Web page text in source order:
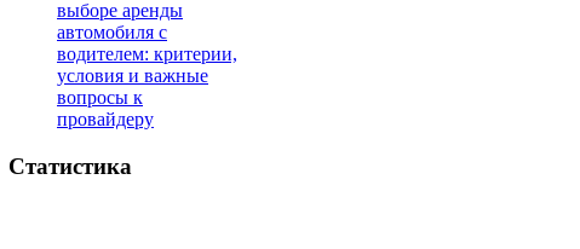
выборе аренды
автомобиля с
водителем: критерии,
условия и важные
вопросы к
провайдеру
Статистика